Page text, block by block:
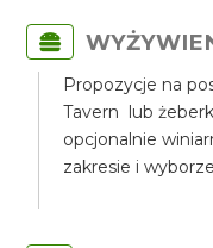
Propozycje na
Tavern lub
opcjonalnie
zakresie i wyborze